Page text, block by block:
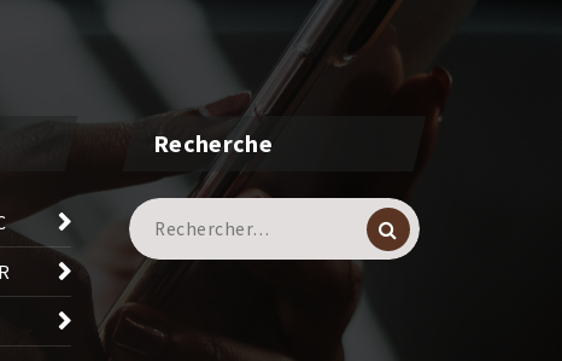
Recherche
Recherche
pour :